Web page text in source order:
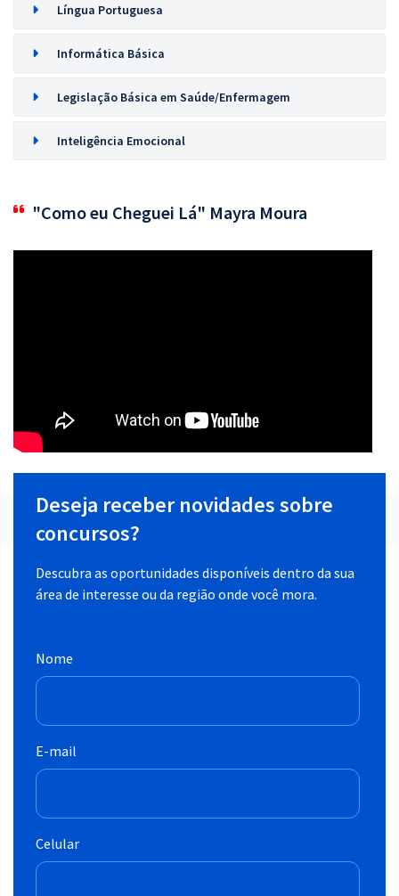
Língua Portuguesa
Informática Básica
Legislação Básica em Saúde/Enfermagem
Inteligência Emocional
"Como eu Cheguei Lá" Mayra Moura
Deseja receber novidades sobre
concursos?
Descubra as oportunidades disponíveis dentro da sua
área de interesse ou da região onde você mora.
Nome
E-mail
Celular